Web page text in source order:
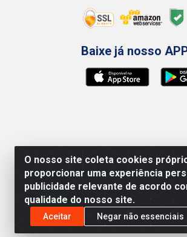
O nosso site coleta cookies
proporcionar uma experiência
publicidade relevante de acordo
qualidade do nosso site.
Aceitar Negar não essenciais
Baixe já nosso
Preços, promoções,
será válido o preço